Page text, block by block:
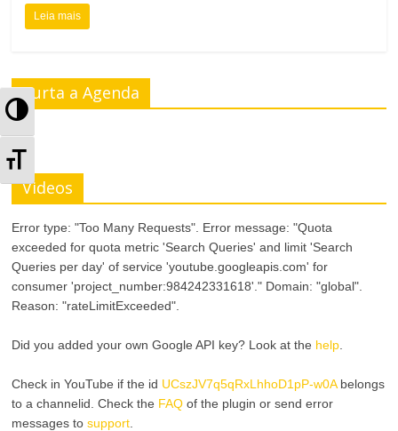
A
t
e
r
n
A
A
e
r
n
a
r
Leia mais
Curta a Agenda
Videos
Error type: "Too Many Requests". Error message: "Quota
exceeded for quota metric 'Search Queries' and limit 'Search
Queries per day' of service 'youtube.googleapis.com' for
consumer 'project_number:984242331618'." Domain: "global".
Reason: "rateLimitExceeded".
Did you added your own Google API key? Look at the help
Check in YouTube if the id UCszJV7q5qRxLhhoD1pP-w0Abelongs
to a channelid. Check the FAQ of the plugin or send error
messages tosupport